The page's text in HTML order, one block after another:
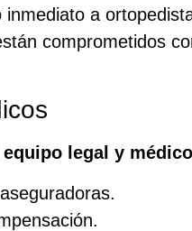
inmediato a
comprometidos
legal y médico